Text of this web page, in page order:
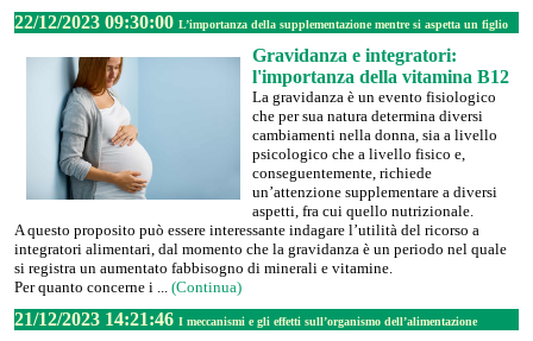
22/12/2023 09:30:00 L’importanza della supplementazione mentre si aspetta un figlio
Gravidanza e integratori:
l'importanza della vitamina B12
La gravidanza è un evento fisiologico
che per sua natura determina diversi
cambiamenti nella donna, sia a livello
psicologico che a livello fisico e,
conseguentemente, richiede
un’attenzione supplementare a diversi
aspetti, fra cui quello nutrizionale.
A questo proposito può essere interessante indagare l’utilità del ricorso a
integratori alimentari, dal momento che la gravidanza è un periodo nel quale
si registra un aumentato fabbisogno di minerali e vitamine.
Per quanto concerne i ... (Continua)
21/12/2023 14:21:46 I meccanismi e gli effetti sull’organismo dell’alimentazione